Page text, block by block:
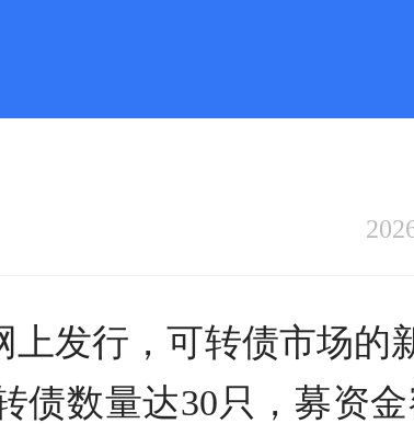
发行，可转债市场的
债数量达30只，募资金